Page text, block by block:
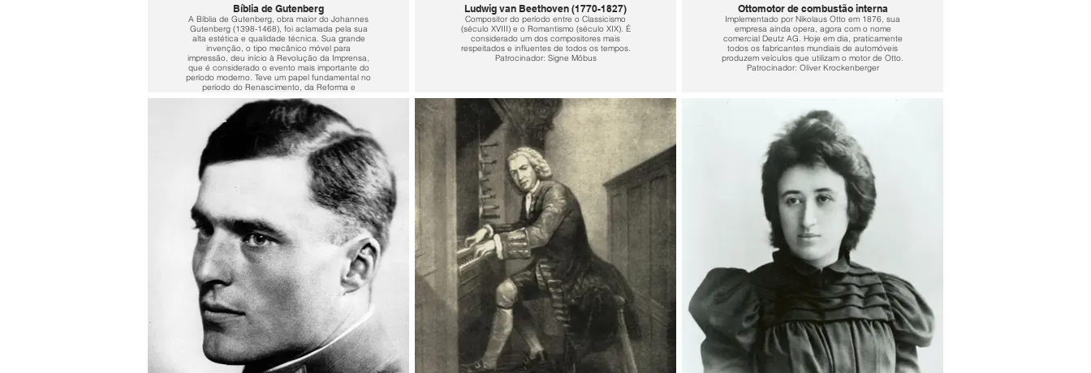
Bíblia de Gutenberg
A Bíblia de Gutenberg, obra maior do Johannes
Gutenberg (1398-1468), foi aclamada pela sua
alta estética e qualidade técnica. Sua grande
invenção, o tipo mecânico móvel para
impressão, deu início à Revolução da Imprensa,
que é considerado o evento mais importante do
período moderno. Teve um papel fundamental no
período do Renascimento, da Reforma e
Revolução Científica.
Patrocinador: Sonja Marques Döble
Ludwig van Beethoven (1770-1827)
Compositor do período entre o Classicismo
(século XVIII) e o Romantismo (século XIX). É
considerado um dos compositores mais
respeitados e influentes de todos os tempos.
Patrocinador: Signe Möbus
Ottomotor de combustão interna
Implementado por Nikolaus Otto em 1876, sua
empresa ainda opera, agora com o nome
comercial Deutz AG. Hoje em dia, praticamente
todos os fabricantes mundiais de automóveis
produzem veículos que utilizam o motor de Otto.
Patrocinador: Oliver Krockenberger